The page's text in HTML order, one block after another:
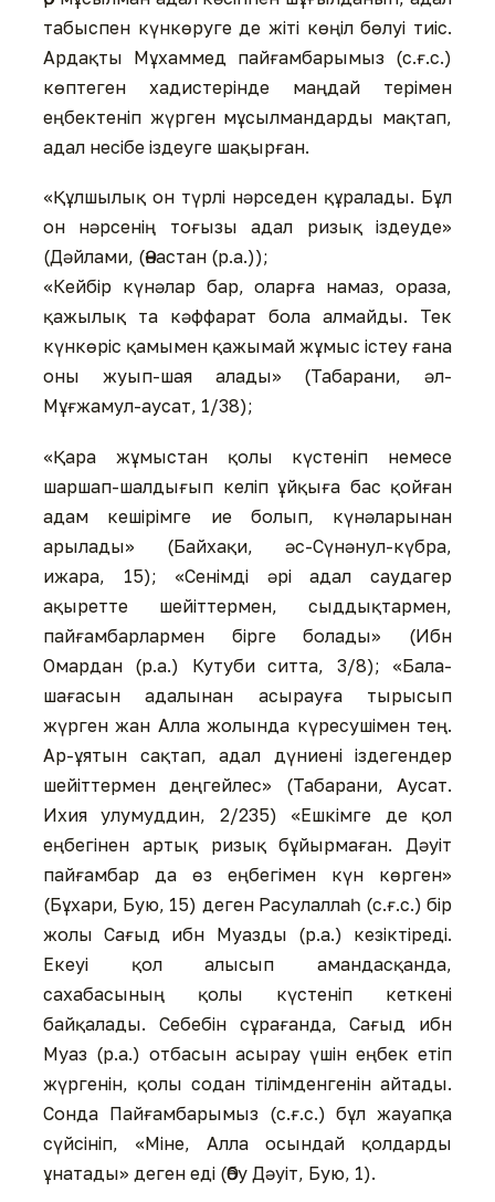
табыспен күнкөруге де жіті көңіл бөлуі тиіс.
Ардақты Мұхаммед пайғамбарымыз (с.ғ.с.)
көптеген хадистерінде маңдай терімен
еңбектеніп жүрген мұсылмандарды мақтап,
адал несібе іздеуге шақырған.
«Құлшылық он түрлі нәрседен құралады. Бұл
он нәрсенің тоғызы адал ризық іздеуде»
(Дәйлами, (Әнастан (р.а.));
«Кейбір күнәлар бар, оларға намаз, ораза,
қажылық та кәффарат бола алмайды. Тек
күнкөріс қамымен қажымай жұмыс істеу ғана
оны жуып-шая алады» (Табарани, әл-
Мұғжамул-аусат, 1/38);
«Қара жұмыстан қолы күстеніп немесе
шаршап-шалдығып келіп ұйқыға бас қойған
адам кешірімге ие болып, күнәларынан
арылады» (Байхақи, әс-Сүнәнул-күбра,
ижара, 15); «Сенімді әрі адал саудагер
ақыретте шейіттермен, сыддықтармен,
пайғамбарлармен бірге болады» (Ибн
Омардан (р.а.) Кутуби ситта, 3/8); «Бала-
шағасын адалынан асырауға тырысып
жүрген жан Алла жолында күресушімен тең.
Ар-ұятын сақтап, адал дүниені іздегендер
шейіттермен деңгейлес» (Табарани, Аусат.
Ихия улумуддин, 2/235) «Ешкімге де қол
еңбегінен артық ризық бұйырмаған. Дәуіт
пайғамбар да өз еңбегімен күн көрген»
(Бұхари, Бую, 15) деген Расулаллаһ (с.ғ.с.) бір
жолы Сағыд ибн Муазды (р.а.) кезіктіреді.
Екеуі қол алысып амандасқанда,
сахабасының қолы күстеніп кеткені
байқалады. Себебін сұрағанда, Сағыд ибн
Муаз (р.а.) отбасын асырау үшін еңбек етіп
жүргенін, қолы содан тілімденгенін айтады.
Сонда Пайғамбарымыз (с.ғ.с.) бұл жауапқа
сүйсініп, «Міне, Алла осындай қолдарды
ұнатады» деген еді (Әбу Дәуіт, Бую, 1).